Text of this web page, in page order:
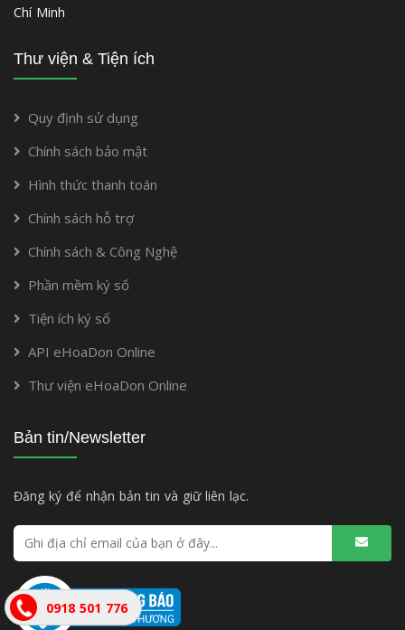
Chí Minh
Thư viện & Tiện ích
Quy định sử dụng
Chính sách bảo mật
Hình thức thanh toán
Chính sách hỗ trợ
Chính sách & Công Nghệ
Phần mềm ký số
Tiện ích ký số
API eHoaDon Online
Thư viện eHoaDon Online
Bản tin/Newsletter
Đăng ký để nhận bản tin và giữ liên lạc.
0918 501 776